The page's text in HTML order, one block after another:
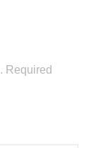
Required